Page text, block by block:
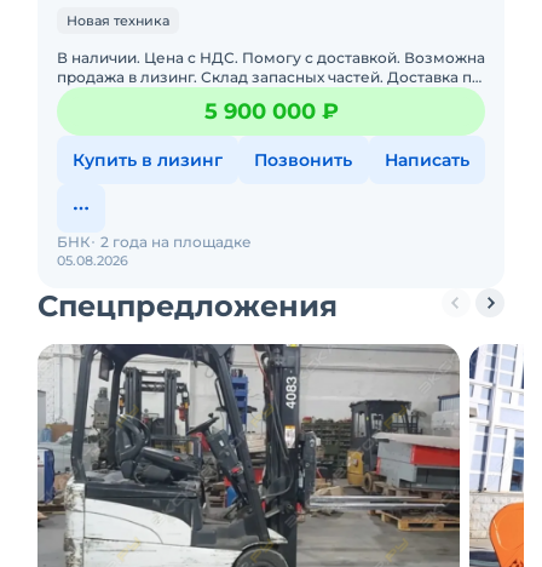
Новая техника
В наличии. Цена с НДС. Помогу с доставкой. Возможна
продажа в лизинг. Склад запасных частей. Доставка по
РФ. Подбор комплектации. Полная
документация.•габа5 900 000 ₽
Купить в лизинг Позвонить Написать
05.08.2026
БНК 2 года на площадке
Спецпредложения